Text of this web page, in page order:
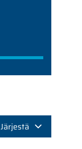
Järjestä